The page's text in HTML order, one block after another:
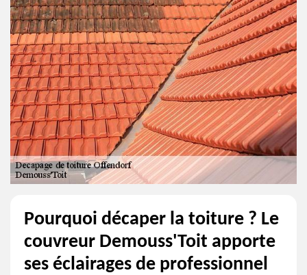
Pourquoi décaper la toiture ? Le
couvreur Demouss'Toit apporte
ses éclairages de professionnel